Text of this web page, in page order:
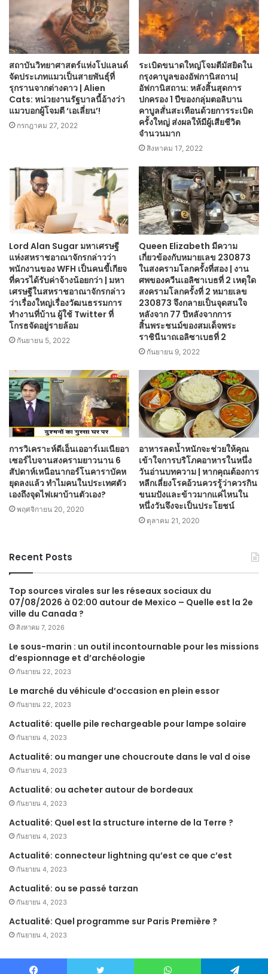
สถาบันวิทยาศาสตร์แห่งโปแลนด์
จัดประเภทแมวเป็นสายพันธุ์ที่
รุกรานจากต่างดาว | Alien
Cats: หน่วยงานรัฐบาลนี้อ้างว่า
แมวบอกผู้โจมตี ‘เอเลี่ยน’!
กรกฎาคม 27, 2022
ระเบิดขนาดใหญ่โจมตีมัสยิดใน
กรุงคาบูลของอัฟกานิสถาน|
อัฟกานิสถาน: หลังสิ้นสุดการ
ปกครอง 1 ปีของกลุ่มตอลิบาน
คาบูลสั่นสะเทือนด้วยการระเบิด
ครั้งใหญ่ ส่งผลให้มีผู้เสียชีวิต
จำนวนมาก
สิงหาคม 17, 2022
Lord Alan Sugar มหาเศรษฐี
แห่งสหราชอาณาจักรกล่าวว่า
พนักงานของ WFH เป็นคนขี้เกียจ
ที่ควรได้รับค่าจ้างน้อยกว่า | มหา
เศรษฐีในสหราชอาณาจักรกล่าว
ว่าเรื่องใหญ่เรื่องวัฒนธรรมการ
ทำงานที่บ้าน ผู้ใช้ Twitter ที่
โกรธจัดอยู่รายล้อม
กันยายน 5, 2022
Queen Elizabeth มีความ
เกี่ยวข้องกับหมายเลข 230873
ในสงครามโลกครั้งที่สอง | งาน
ศพของควีนเอลิซาเบธที่ 2 เหตุใด
สงครามโลกครั้งที่ 2 หมายเลข
230873 จึงกลายเป็นจุดสนใจ
หลังจาก 77 ปีหลังจากการ
สิ้นพระชนม์ของสมเด็จพระ
ราชินีนาถเอลิซาเบธที่ 2
กันยายน 9, 2022
การวิเคราะห์ดีเอ็นเออาร์เมเนียอา
เซอร์ไบจานสงครามยาวนาน 6
สัปดาห์เหนือนากอร์โนคาราบัคห
ยุดลงแล้ว ทำไมคนในประเทศตัว
เองถึงจุดไฟเผาบ้านตัวเอง?
พฤศจิกายน 20, 2020
อาหารลดน้ำหนักจะช่วยให้คุณ
เข้าใจการบริโภคอาหารในหนึ่ง
วันอ่านบทความ | หากคุณต้องการ
หลีกเลี่ยงโรคอ้วนควรรู้ว่าควรกิน
ขนมปังและข้าวมากแค่ไหนใน
หนึ่งวันจึงจะเป็นประโยชน์
ตุลาคม 21, 2020
Recent Posts
Top sources virales sur les réseaux sociaux du
07/08/2026 à 02:00 autour de Mexico – Quelle est la 2e
ville du Canada ?
สิงหาคม 7, 2026
Le sous-marin : un outil incontournable pour les missions
d’espionnage et d’archéologie
กันยายน 22, 2023
Le marché du véhicule d’occasion en plein essor
กันยายน 22, 2023
Actualité: quelle pile rechargeable pour lampe solaire
กันยายน 4, 2023
Actualité: ou manger une choucroute dans le val d oise
กันยายน 4, 2023
Actualité: ou acheter autour de bordeaux
กันยายน 4, 2023
Actualité: Quel est la structure interne de la Terre ?
กันยายน 4, 2023
Actualité: connecteur lightning qu’est ce que c’est
กันยายน 4, 2023
Actualité: ou se passé tarzan
กันยายน 4, 2023
Actualité: Quel programme sur Paris Première ?
กันยายน 4, 2023